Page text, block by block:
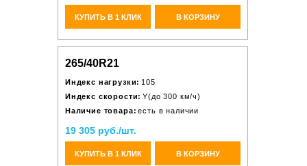
КУПИТЬ В 1 КЛИК В КОРЗИНУ
265/40R21
Индекс нагрузки: 105
Индекс скорости: Y(до 300 км/ч)
Наличие товара: есть в наличии
19 305 руб./шт.
КУПИТЬ В 1 КЛИК В КОРЗИНУ